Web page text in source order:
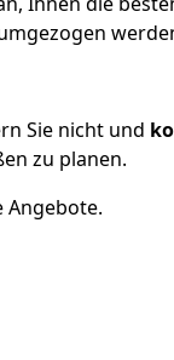
Sie nicht und
zu planen.
Angebote.